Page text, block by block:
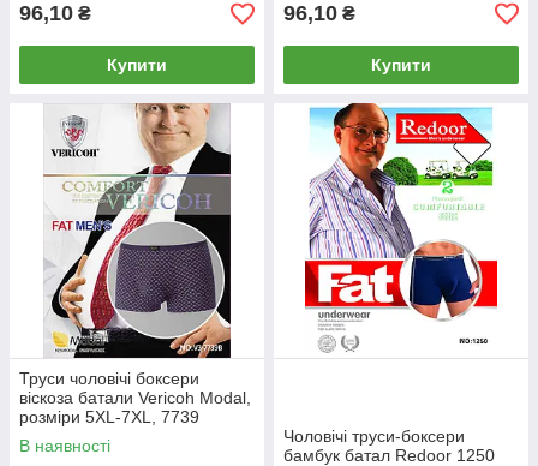
96,10 ₴
Купити
96,10 ₴
Купити
Труси чоловічі боксери
віскоза батали Vericoh Modal,
розміри 5XL-7XL, 7739
В наявності
Чоловічі труси-боксери
бамбук батал Redoor 1250